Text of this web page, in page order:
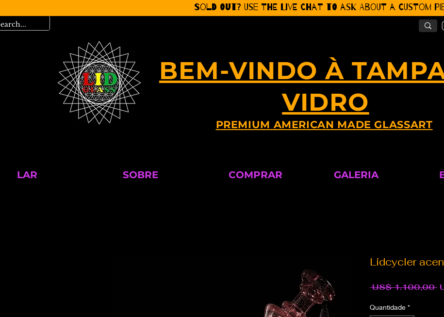
Sold Out? Use the Live CHat to ask about a Custom
BEM-VINDO À
VIDRO
PREMIUM AMERICAN MADE GLASSART
LAR SOBRE COMPRAR GALERIA
Lidcycler
US$ 1.100,00
Quantidade *